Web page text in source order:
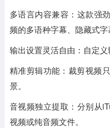
多语言内容兼容：这款强
频的多语种字幕、隐藏式字
输出设置灵活自由：自定义
精准剪辑功能：裁剪视频
景。
音视频独立提取：分别从
视频或纯音频文件。